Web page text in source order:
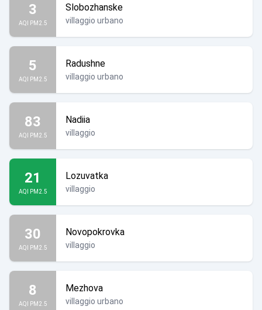
3
AQI PM2.5
Slobozhanske
villaggio urbano
5
AQI PM2.5
Radushne
villaggio urbano
83
AQI PM2.5
Nadiia
villaggio
21
AQI PM2.5
Lozuvatka
villaggio
30
AQI PM2.5
Novopokrovka
villaggio
8
AQI PM2.5
Mezhova
villaggio urbano